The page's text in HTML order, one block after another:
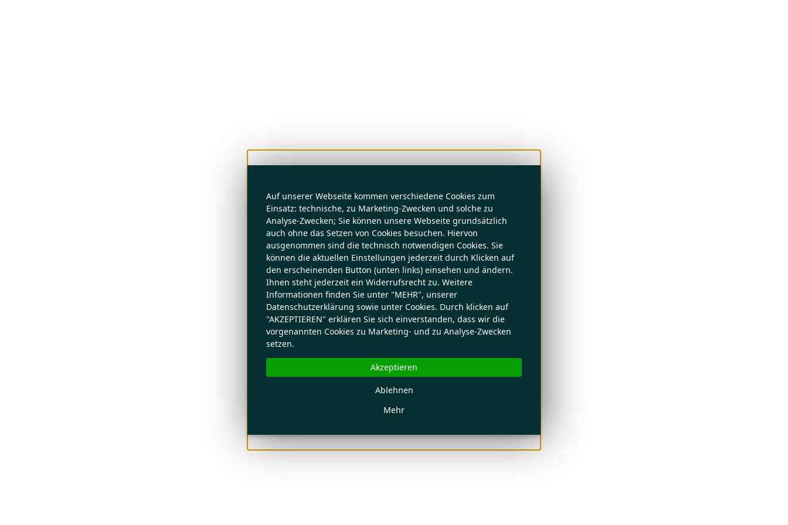
Auf unserer Webseite kommen verschiedene Cookies zum
Einsatz: technische, zu Marketing-Zwecken und solche zu
Analyse-Zwecken; Sie können unsere Webseite grundsätzlich
auch ohne das Setzen von Cookies besuchen. Hiervon
ausgenommen sind die technisch notwendigen Cookies. Sie
können die aktuellen Einstellungen jederzeit durch Klicken auf
den erscheinenden Button (unten links) einsehen und ändern.
Ihnen steht jederzeit ein Widerrufsrecht zu. Weitere
Informationen finden Sie unter "MEHR", unserer
Datenschutzerklärung sowie unter Cookies. Durch klicken auf
"AKZEPTIEREN" erklären Sie sich einverstanden, dass wir die
vorgenannten Cookies zu Marketing- und zu Analyse-Zwecken
setzen.
Mehr
Ablehnen
Akzeptieren